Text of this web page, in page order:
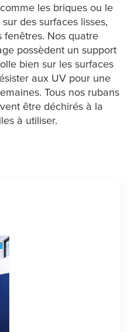
les briques ou le
des surfaces lisses,
fenêtres. Nos quatre
possèdent un support
bien sur les surfaces
aux UV pour une
Tous nos rubans
être déchirés à la
à utiliser.